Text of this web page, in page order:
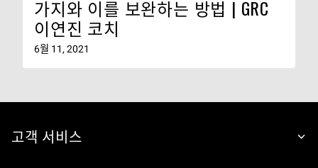
가지와 이를 보완하는 방법 | GRC
이연진 코치
6월 11, 2021
고객 서비스